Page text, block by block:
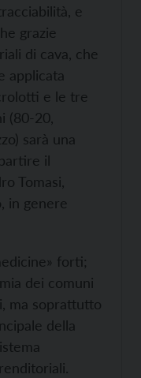
e
grazie
di cava, che
applicata
e le tre
(80-20,
sarà una
il
Tomasi,
in genere
forti;
dei comuni
ma soprattutto
della